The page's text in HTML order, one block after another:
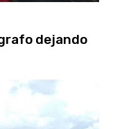
dejando